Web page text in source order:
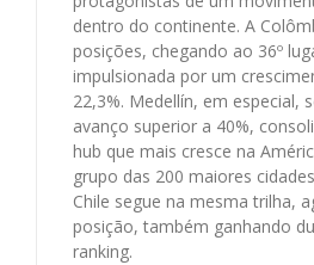
dentro do continente. A
posições, chegando ao 36º
impulsionada por um
22,3%. Medellín, em especial,
avanço superior a 40%,
hub que mais cresce na
grupo das 200 maiores
Chile segue na mesma trilha,
posição, também ganhando
ranking.